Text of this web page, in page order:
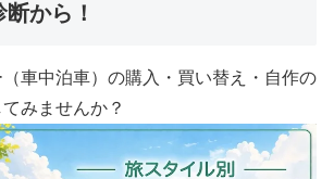
から！
車中泊車）の購入・買い替え・自作の
みませんか？